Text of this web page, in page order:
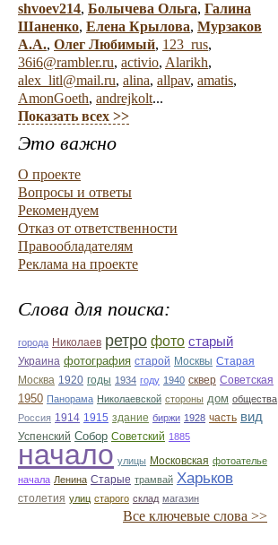
shvoev214, Болычева Ольга, Галина
Шаненко, Елена Крылова, Мурзаков
А.А., Олег Любимый, 123_rus,
36i6@rambler.ru, activio, Alarikh,
alex_litl@mail.ru, alina, allpav, amatis,
AmonGoeth, andrejkolt...
Показать всех >>
Это важно
О проекте
Вопросы и ответы
Рекомендуем
Отказ от ответственности
Правообладателям
Реклама на проекте
Слова для поиска:
города Николаев ретро фото старый
Украина фотография старой Москвы Старая
Москва 1920 годы 1934 году 1940 сквер Советская
1950 Панорама Николаевской стороны дом общества
Россия 1914 1915 здание биржи 1928 часть вид
Успенский Собор Советский 1885
начало улицы Московская фотоателье
начала Ленина Старые трамвай Харьков
столетия улиц старого склад магазин
Все ключевые слова >>